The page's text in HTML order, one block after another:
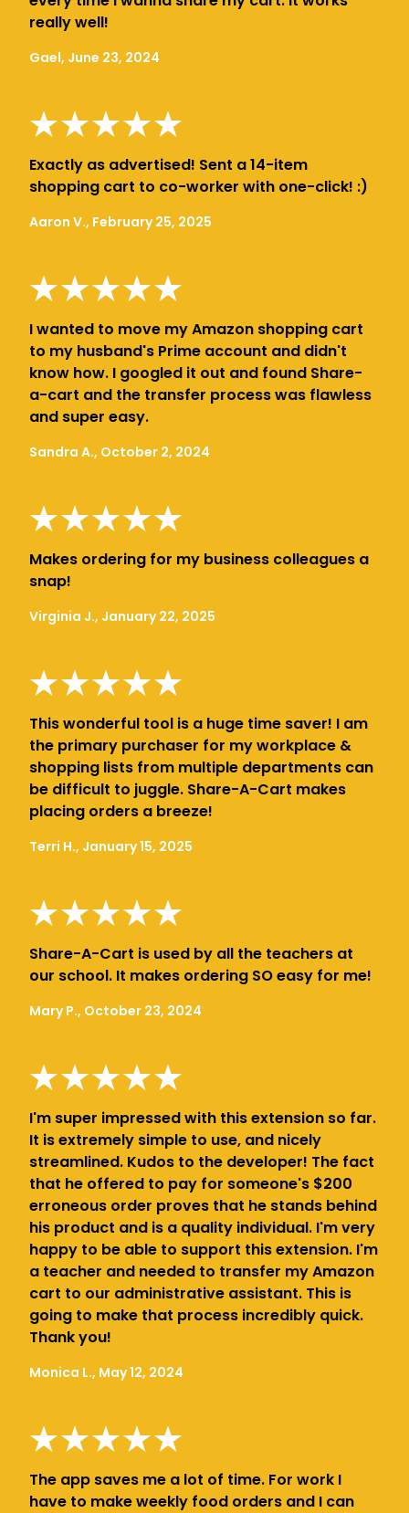
really well!
Gael, June 23, 2024
Exactly as advertised! Sent a 14-item
shopping cart to co-worker with one-click! :)
Aaron V., February 25, 2025
I wanted to move my Amazon shopping cart
to my husband's Prime account and didn't
know how. I googled it out and found Share-
a-cart and the transfer process was flawless
and super easy.
Sandra A., October 2, 2024
Makes ordering for my business colleagues a
snap!
Virginia J., January 22, 2025
This wonderful tool is a huge time saver! I am
the primary purchaser for my workplace &
shopping lists from multiple departments can
be difficult to juggle. Share-A-Cart makes
placing orders a breeze!
Terri H., January 15, 2025
Share-A-Cart is used by all the teachers at
our school. It makes ordering SO easy for me!
Mary P., October 23, 2024
I'm super impressed with this extension so far.
It is extremely simple to use, and nicely
streamlined. Kudos to the developer! The fact
that he offered to pay for someone's $200
erroneous order proves that he stands behind
his product and is a quality individual. I'm very
happy to be able to support this extension. I'm
a teacher and needed to transfer my Amazon
cart to our administrative assistant. This is
going to make that process incredibly quick.
Thank you!
Monica L., May 12, 2024
The app saves me a lot of time. For work I
have to make weekly food orders and I can